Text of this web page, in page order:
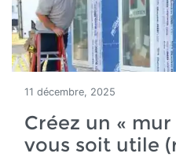
11 décembre, 2025
Créez un «
vous soit utile